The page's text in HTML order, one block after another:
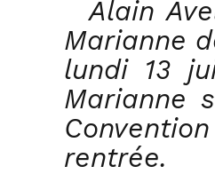
Alain
Marianne
lundi 13
Marianne
rentrée.